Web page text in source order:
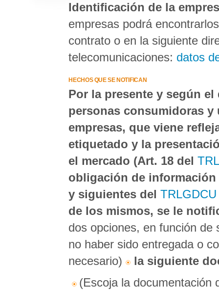
Identificación de la
empresas podrá
contrato o en la siguiente
telecomunicaciones: datos
HECHOS QUE SE NOTIFICAN
Por la presente y según
personas consumidoras y
empresas, que viene
etiquetado y la
el mercado (Art. 18 del
obligación de
y siguientes del
de los mismos, se le
dos opciones, en función de
no haber sido entregada o
necesario)
la siguiente
(Escoja la documentación